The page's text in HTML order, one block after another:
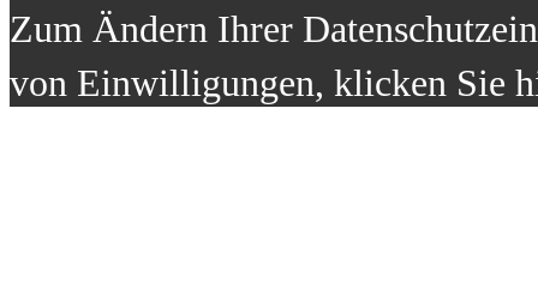
Zum Ändern Ihrer
von Einwilligungen, klicken Sie